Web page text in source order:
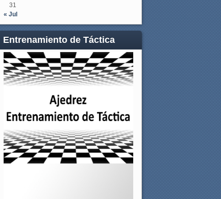
31
« Jul
Entrenamiento de Táctica